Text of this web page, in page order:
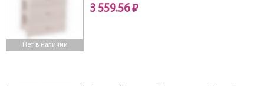
Нет в наличии
3 559.56 ₽